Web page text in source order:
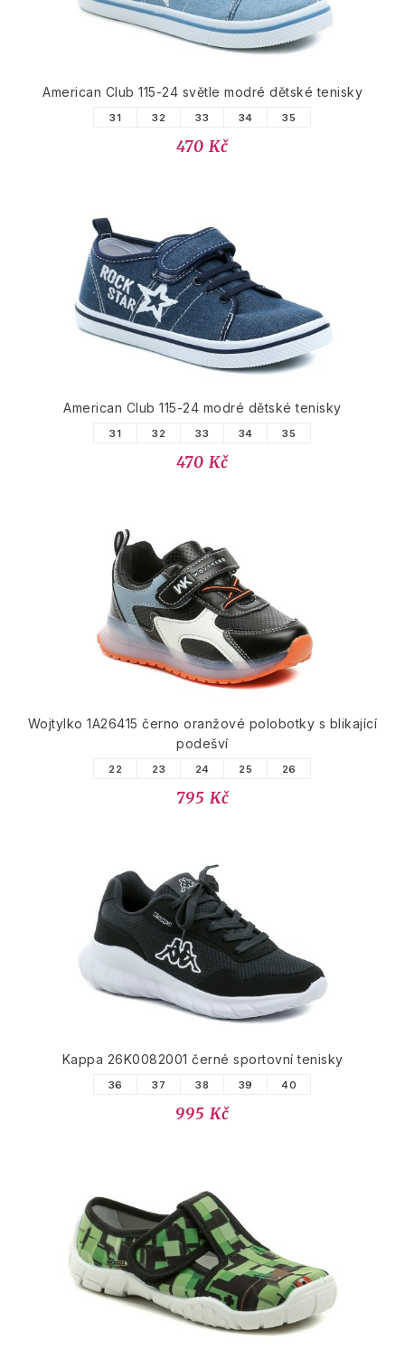
American Club 115-24 světle modré dětské tenisky
31 32 33 34 35
470 Kč
American Club 115-24 modré dětské tenisky
31 32 33 34 35
470 Kč
Wojtylko 1A26415 černo oranžové polobotky s blikající
podešví
22 23 24 25 26
795 Kč
Kappa 26K0082001 černé sportovní tenisky
36 37 38 39 40
995 Kč